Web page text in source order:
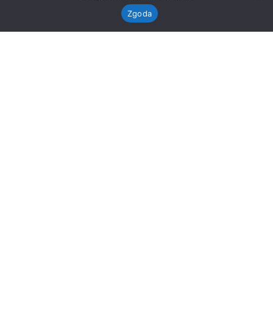
Zgoda